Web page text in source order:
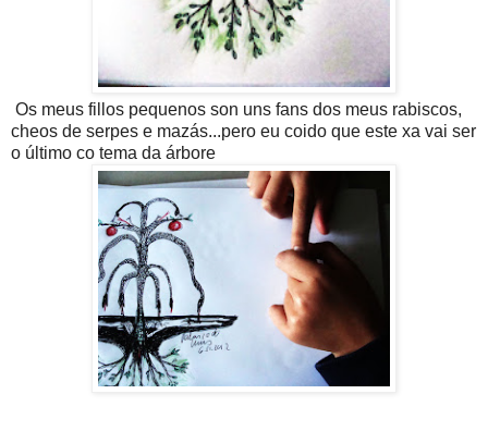
Os meus fillos pequenos son uns fans dos meus rabiscos,
cheos de serpes e mazás...pero eu coido que este xa vai ser
o último co tema da árbore